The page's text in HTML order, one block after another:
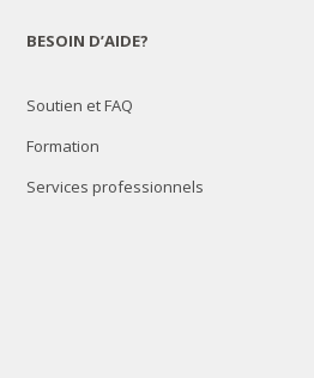
BESOIN D’AIDE?
Soutien et FAQ
Formation
Services professionnels